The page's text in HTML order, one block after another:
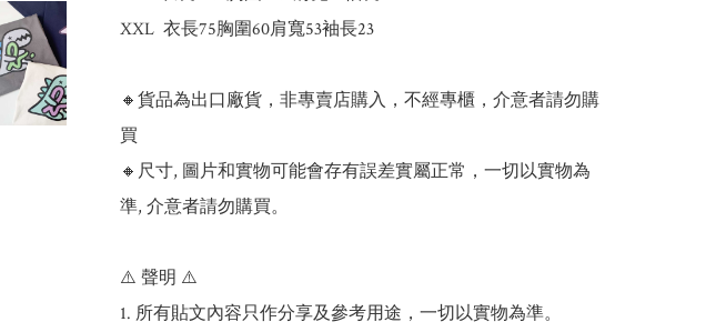
XXL  衣長75胸圍60肩寬53袖長23
🔸貨品為出口廠貨，非專賣店購入，不經專櫃，介意者請勿購
買
🔸尺寸, 圖片和實物可能會存有誤差實屬正常，一切以實物為
準, 介意者請勿購買。
⚠️ 聲明 ⚠️
1. 所有貼文內容只作分享及參考用途，一切以實物為準。